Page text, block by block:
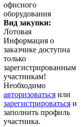
офисного
оборудования
Вид закупки:
Лотовая
Информация о
заказчике доступна
только
зарегистрированным
участникам!
Необходимо
авторизоваться или
зарегистрироваться и
заполнить профиль
участника.